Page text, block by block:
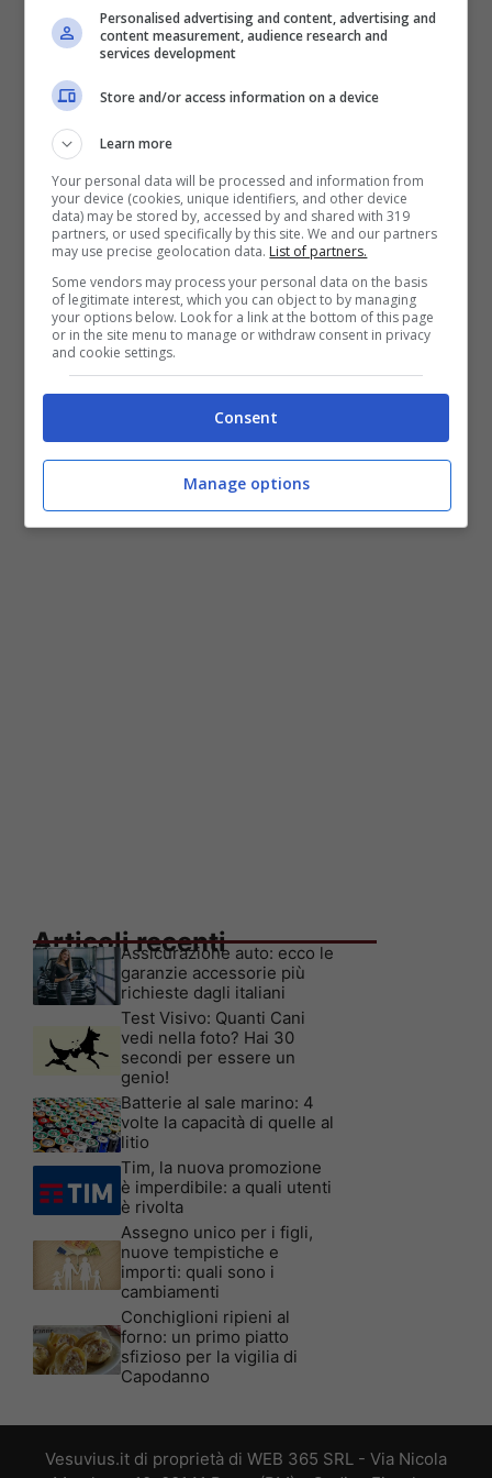
2 Luglio 2012
Americas’s Cup a gonfie vele per le
presenze al Public Event Village. Gli
appuntamenti di domani
12 Aprile 2012
Marinella a Londra, il lusso Made in
Naples diventa British
Articoli recenti
Assicurazione auto: ecco le
garanzie accessorie più
richieste dagli italiani
Test Visivo: Quanti Cani
vedi nella foto? Hai 30
secondi per essere un
genio!
Batterie al sale marino: 4
volte la capacità di quelle al
litio
Tim, la nuova promozione
è imperdibile: a quali utenti
è rivolta
Assegno unico per i figli,
nuove tempistiche e
importi: quali sono i
cambiamenti
Conchiglioni ripieni al
forno: un primo piatto
sfizioso per la vigilia di
Capodanno
Vesuvius.it di proprietà di WEB 365 SRL - Via Nicola
Personalised advertising and content, advertising and
content measurement, audience research and
services development
Store and/or access information on a device
Learn more
Your personal data will be processed and information from
your device (cookies, unique identifiers, and other device
data) may be stored by, accessed by and shared with 319
partners, or used specifically by this site. We and our partners
may use precise geolocation data. List of partners.
Some vendors may process your personal data on the basis
of legitimate interest, which you can object to by managing
your options below. Look for a link at the bottom of this page
or in the site menu to manage or withdraw consent in privacy
and cookie settings.
Consent
Manage options